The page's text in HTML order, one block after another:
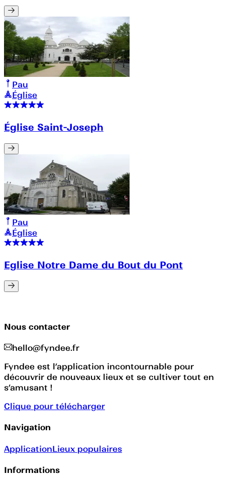
Pau
Église
Église Saint-Joseph
Pau
Église
Eglise Notre Dame du Bout du Pont
Nous contacter
hello@fyndee.fr
Fyndee est l’application incontournable pour
découvrir de nouveaux lieux et se cultiver tout en
s’amusant !
Clique pour télécharger
Navigation
ApplicationLieux populaires
Informations